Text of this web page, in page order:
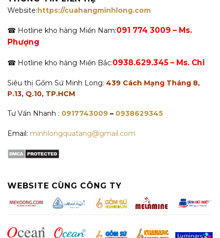
Website:https://cuahangminhlong.com
☎ Hotline kho hàng Miền Nam:091 774 3009 – Ms.
Phượng
☎ Hotline kho hàng Miền Bắc:0938.629.345 – Ms. Chi
Siêu thị Gốm Sứ Minh Long: 439 Cách Mạng Tháng 8,
P.13, Q.10, TP.HCM
Tư Vấn Nhanh : 0917743009 – 0938629345
Email: minhlongquatang@gmail.com
WEBSITE CÙNG CÔNG TY